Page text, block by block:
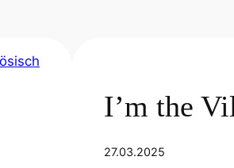
I’m the
27.03.2025